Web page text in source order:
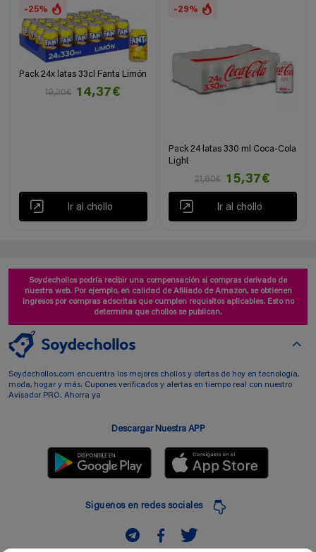
-25%
Pack 24x latas 33cl Fanta Limón
19,20€
14,37€
Ir al chollo
-29%
Pack 24 latas 330 ml Coca-Cola
Light
21,60€
15,37€
Ir al chollo
Soydechollos podría recibir una compensación si compras derivado de
nuestra web. Por ejemplo, en calidad de Afiliado de Amazon, se obtienen
ingresos por compras adscritas que cumplen requisitos aplicables. Esto no
determina que chollos se publican.
Soydechollos.com encuentra los mejores chollos y ofertas de hoy en tecnología,
moda, hogar y más. Cupones verificados y alertas en tiempo real con nuestro
Avisador PRO. Ahorra ya
Descargar Nuestra APP
Siguenos en redes sociales